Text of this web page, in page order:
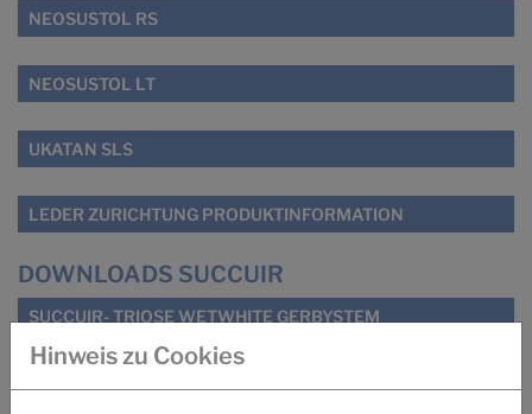
NEOSUSTOL RS
NEOSUSTOL LT
UKATAN SLS
LEDER ZURICHTUNG PRODUKTINFORMATION
DOWNLOADS SUCCUIR
SUCCUIR- TRIOSE WETWHITE GERBYSTEM
Hinweis zu Cookies